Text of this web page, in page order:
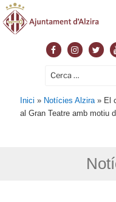
FacebookInstagram
Cerca:
Inici » Notícies Alzira » El
al Gran Teatre amb motiu